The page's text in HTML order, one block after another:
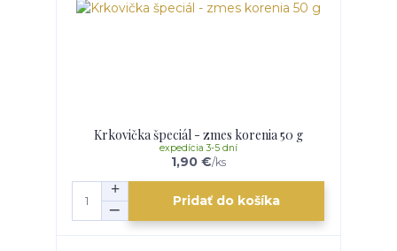
Krkovička špeciál - zmes korenia 50 g
1,90 €/ks
expedícia 3-5 dní
Pridať do košíka